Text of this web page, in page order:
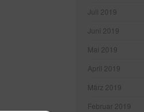
Juli 2019
Juni 2019
Mai 2019
April 2019
März 2019
Februar 2019